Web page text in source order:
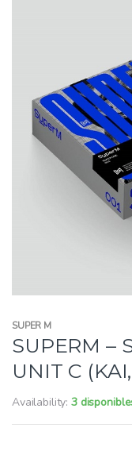
SUPER M
SUPERM –
UNIT C
Availability:3